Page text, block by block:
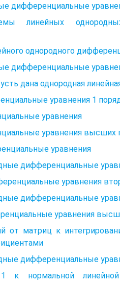
дифференциальные
линейных
однородного
дифференциальные
дана однородная
уравнения 1
уравнения
уравнения высших
уравнения
дифференциальные
уравнения
дифференциальные
уравнения
от матриц к
дифференциальные
к нормальной